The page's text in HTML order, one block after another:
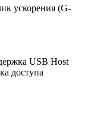
ускорения (G-
USB Host
доступа